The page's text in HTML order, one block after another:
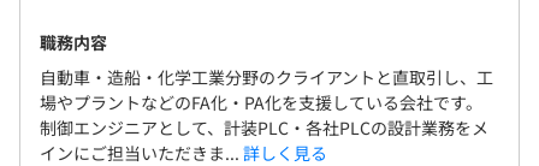
職務内容
自動車・造船・化学工業分野のクライアントと直取引し、工
場やプラントなどのFA化・PA化を支援している会社です。
制御エンジニアとして、計装PLC・各社PLCの設計業務をメ
インにご担当いただきま... 詳しく見る